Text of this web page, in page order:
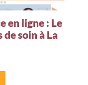
en ligne : Le
soin à La